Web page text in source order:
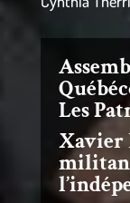
Les
Xavier